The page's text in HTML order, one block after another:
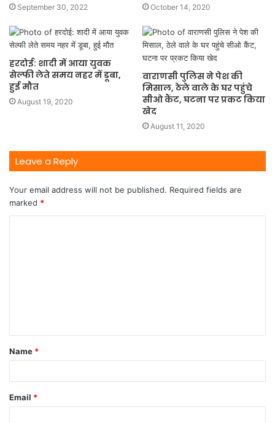
September 30, 2022 October 14, 2020
हरदोई: शादी में आया युवक
सेल्फी लेते समय नहर में डूबा,
हुई मौत
August 19, 2020
वाराणसी पुलिस ने पेश की
मिसाल, ठेले वाले के घर पहुंचे
सीओ कैंट, घटना पर प्रकट किया
खेद
August 11, 2020
Leave a Reply
Your email address will not be published. Required fields are
marked *
Name *
Email *